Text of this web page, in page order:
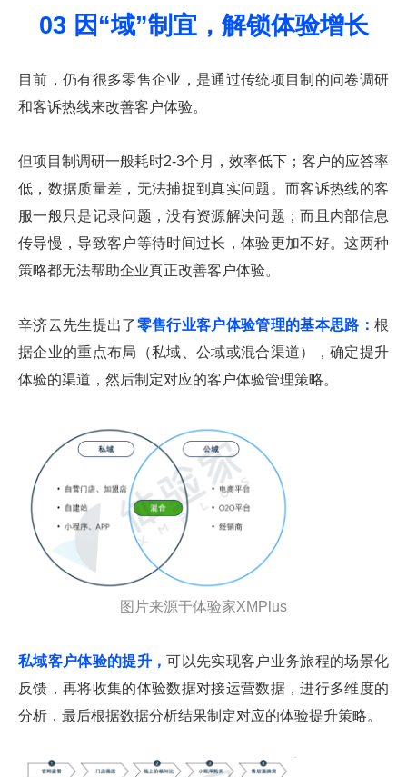
03 因“域”制宜，解锁体验增长
目前，仍有很多零售企业，是通过传统项目制的问卷调研
和客诉热线来改善客户体验。
但项目制调研一般耗时2-3个月，效率低下；客户的应答率
低，数据质量差，无法捕捉到真实问题。而客诉热线的客
服一般只是记录问题，没有资源解决问题；而且内部信息
传导慢，导致客户等待时间过长，体验更加不好。这两种
策略都无法帮助企业真正改善客户体验。
辛济云先生提出了零售行业客户体验管理的基本思路：根
据企业的重点布局（私域、公域或混合渠道），确定提升
体验的渠道，然后制定对应的客户体验管理策略。
图片来源于体验家XMPlus
私域客户体验的提升，可以先实现客户业务旅程的场景化
反馈，再将收集的体验数据对接运营数据，进行多维度的
分析，最后根据数据分析结果制定对应的体验提升策略。